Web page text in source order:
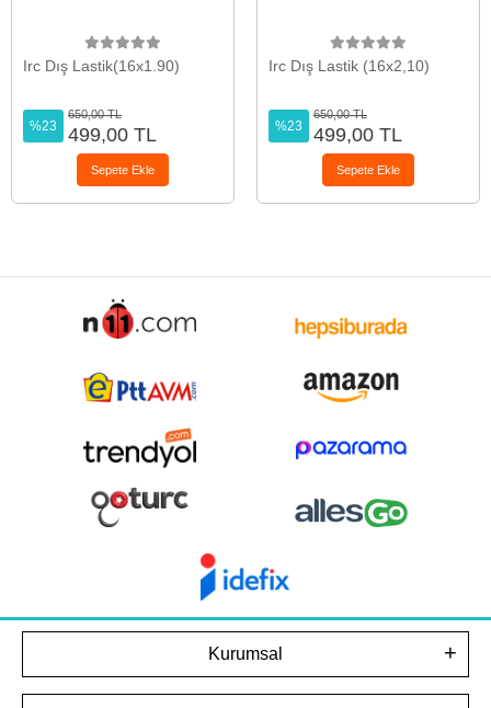
Irc Dış Lastik(16x1.90)
%23
650,00 TL
499,00 TL
Sepete Ekle
Irc Dış Lastik (16x2,10)
%23
650,00 TL
499,00 TL
Sepete Ekle
Kurumsal